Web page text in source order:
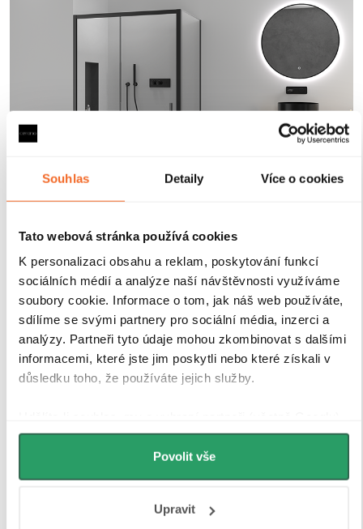
Souhlas Detaily Více o cookies
Tato webová stránka používá cookies
K personalizaci obsahu a reklam, poskytování funkcí
sociálních médií a analýze naší návštěvnosti využíváme
soubory cookie. Informace o tom, jak náš web používáte,
sdílíme se svými partnery pro sociální média, inzerci a
analýzy. Partneři tyto údaje mohou zkombinovat s dalšími
informacemi, které jste jim poskytli nebo které získali v
důsledku toho, že používáte jejich služby.
můžeme používat cookies pro analytiku a
personalizovanou reklamu. Jak Google zpracovává
osobní údaje najdete na stránkách
Povolit vše
Upravit
Magnetické lišty
Zavírání pomocí magnetických lišt pevně drží
sprchové dveře a zabraňuje jejich samovolnému
otevírání. Lišty jsou umístěny na hraně dveří a rámu
nebo mezi dvěma skleněnými křídly, kde magnety
zajišťují jejich bezpečné přilnutí.